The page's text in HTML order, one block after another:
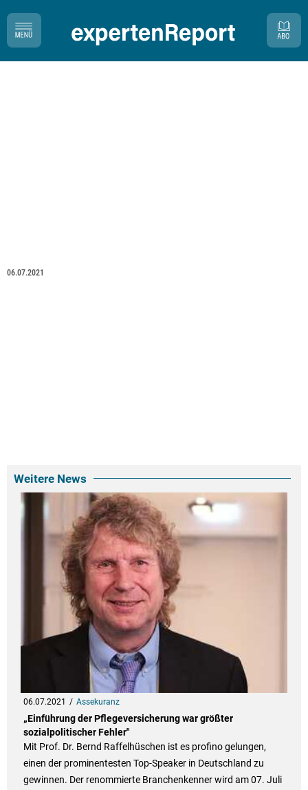
06.07.2021
Weitere News
06.07.2021 Assekuranz
„Einführung der Pflegeversicherung war größter
sozialpolitischer Fehler"
Mit Prof. Dr. Bernd Raffelhüschen ist es profino gelungen,
einen der prominentesten Top-Speaker in Deutschland zu
gewinnen. Der renommierte Branchenkenner wird am 07. Juli